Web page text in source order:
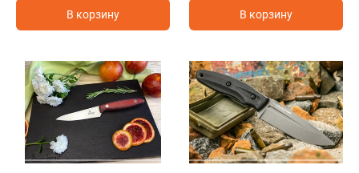
В корзину В корзину